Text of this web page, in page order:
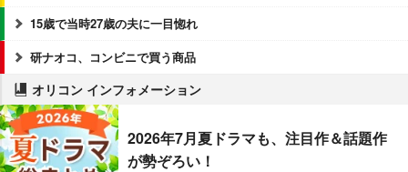
15歳で当時27歳の夫に一目惚れ
研ナオコ、コンビニで買う商品
オリコン インフォメーション
2026年7月夏ドラマも、注目作＆話題作
が勢ぞろい！